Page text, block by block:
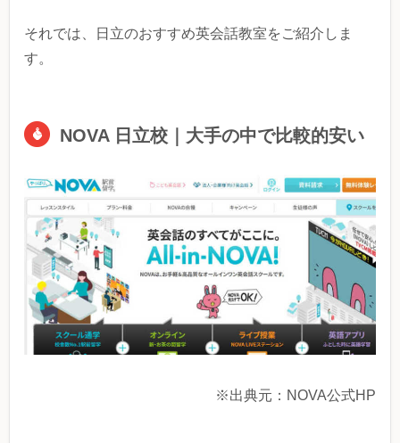
それでは、日立のおすすめ英会話教室をご紹介しま
す。
NOVA 日立校｜大手の中で比較的安い
※出典元：NOVA公式HP